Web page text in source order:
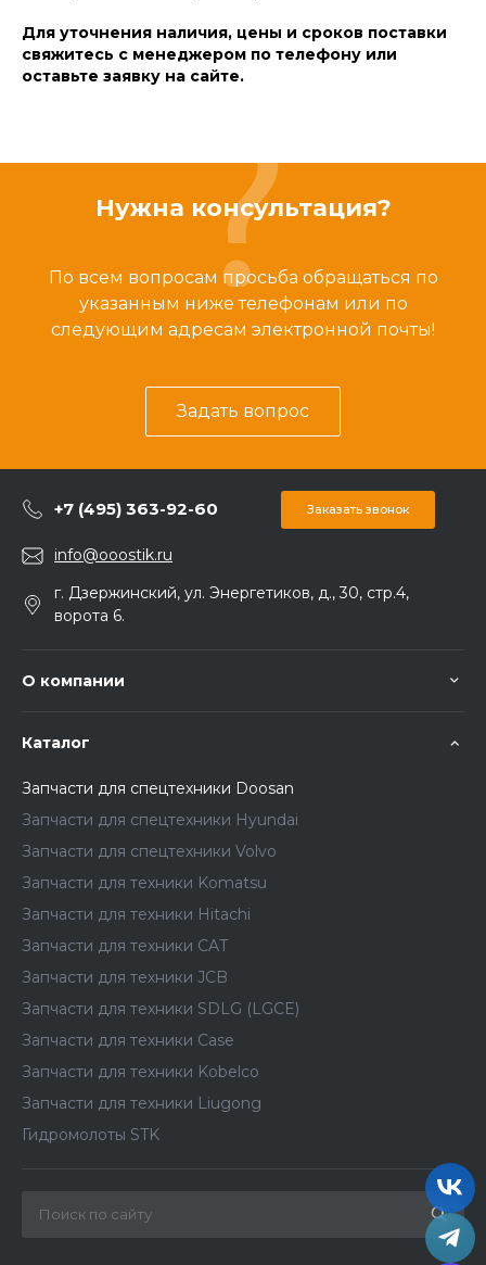
Для уточнения наличия, цены и сроков поставки
свяжитесь с менеджером по телефону или
оставьте заявку на сайте.
Нужна консультация?
По всем вопросам просьба обращаться по
указанным ниже телефонам или по
следующим адресам электронной почты!
Задать вопрос
+7 (495) 363-92-60 Заказать звонок
info@ooostik.ru
г. Дзержинский, ул. Энергетиков, д., 30, стр.4,
ворота 6.
О компании
Каталог
Запчасти для спецтехники Doosan
Запчасти для спецтехники Hyundai
Запчасти для спецтехники Volvo
Запчасти для техники Komatsu
Запчасти для техники Hitachi
Запчасти для техники CAT
Запчасти для техники JCB
Запчасти для техники SDLG (LGCE)
Запчасти для техники Case
Запчасти для техники Kobelco
Запчасти для техники Liugong
Гидромолоты STK